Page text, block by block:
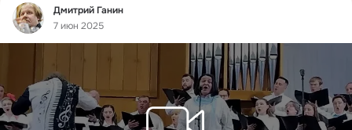
Фид
Дмитрий Ганин
7 июн 2025